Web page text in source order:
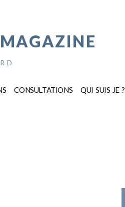
CONSULTATIONS QUI SUIS JE ?